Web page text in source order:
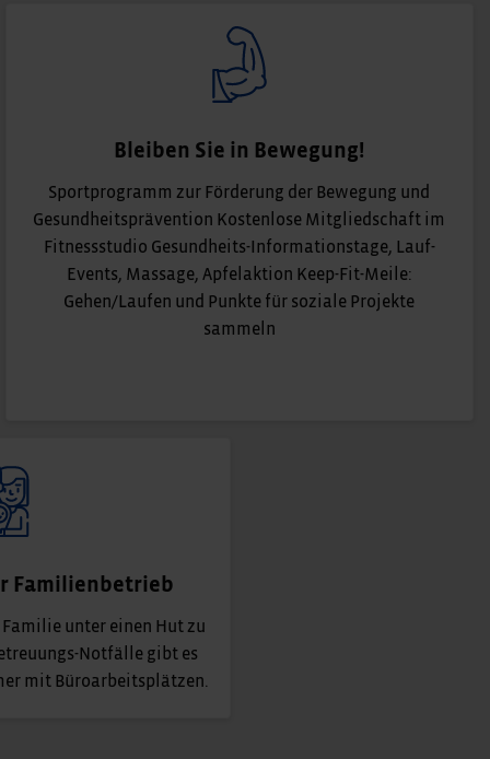
Bleiben Sie in Bewegung!
Sportprogramm zur Förderung der Bewegung und
Gesundheitsprävention Kostenlose Mitgliedschaft im
Fitnessstudio Gesundheits-Informationstage, Lauf-
Events, Massage, Apfelaktion Keep-Fit-Meile:
Gehen/Laufen und Punkte für soziale Projekte
sammeln
Familienbetrieb
unter einen Hut zu
Notfälle gibt es
mit Büroarbeitsplätzen.